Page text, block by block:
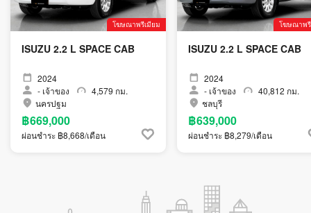
โฆษณาพรีเมียม
ISUZU 2.2 L SPACE CAB
2024
- เจ้าของ
4,579 กม.
นครปฐม
฿669,000
ผ่อนชำระ ฿8,668/เดือน
โฆษณาพ
ISUZU 2.2 L SPACE CAB
2024
- เจ้าของ
40,812 กม.
ชลบุรี
฿639,000
ผ่อนชำระ ฿8,279/เดือน